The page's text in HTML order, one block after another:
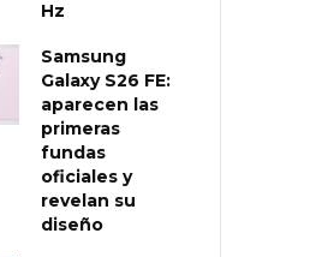
Hz
Samsung
Galaxy S26 FE:
aparecen las
primeras
fundas
oficiales y
revelan su
diseño